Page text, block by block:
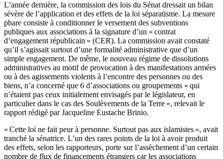
L’année dernière, la commission des lois du Sénat dressait un bilan
sévère de l’application et des effets de la loi séparatisme. La mesure
phare consiste à conditionner le versement des subventions
publiques aux associations à la signature d’un « contrat
d’engagement républicain » (CER). La commission avait constaté
qu’il s’agissait surtout d’une formalité administrative que d’un
simple engagement. De même, le nouveau régime de dissolutions
administratives au motif de provocation à des manifestations armées
ou à des agissements violents à l’encontre des personnes ou des
biens, n’a concerné que 6 d’associations ou groupements « qui
n’étaient pas ceux initialement envisagés par le législateur, en
particulier dans le cas des Soulèvements de la Terre », relevait le
rapport rédigé par Jacqueline Eustache Brinio.
« Cette loi ne fait peur à personne. Surtout pas aux islamistes », avait
tranché la sénatrice. L’un des rares points de la loi à avoir produit
des effets, selon les rapporteurs, porte sur l’assèchement d’un certain
nombre de flux de financements étrangers car les associations